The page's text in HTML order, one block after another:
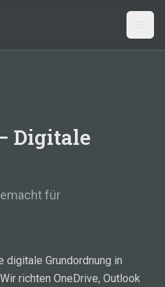
Digitale
für
Grundordnung in
richten OneDrive, Outlook